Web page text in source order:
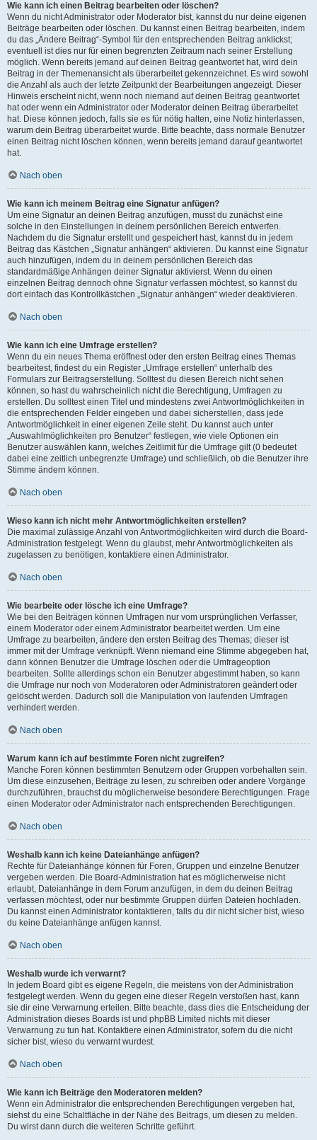
Wie kann ich einen Beitrag bearbeiten oder löschen?
Wenn du nicht Administrator oder Moderator bist, kannst du nur deine eigenen
Beiträge bearbeiten oder löschen. Du kannst einen Beitrag bearbeiten, indem
du das „Ändere Beitrag“-Symbol für den entsprechenden Beitrag anklickst;
eventuell ist dies nur für einen begrenzten Zeitraum nach seiner Erstellung
möglich. Wenn bereits jemand auf deinen Beitrag geantwortet hat, wird dein
Beitrag in der Themenansicht als überarbeitet gekennzeichnet. Es wird sowohl
die Anzahl als auch der letzte Zeitpunkt der Bearbeitungen angezeigt. Dieser
Hinweis erscheint nicht, wenn noch niemand auf deinen Beitrag geantwortet
hat oder wenn ein Administrator oder Moderator deinen Beitrag überarbeitet
hat. Diese können jedoch, falls sie es für nötig halten, eine Notiz hinterlassen,
warum dein Beitrag überarbeitet wurde. Bitte beachte, dass normale Benutzer
einen Beitrag nicht löschen können, wenn bereits jemand darauf geantwortet
hat.
Nach oben
Wie kann ich meinem Beitrag eine Signatur anfügen?
Um eine Signatur an deinen Beitrag anzufügen, musst du zunächst eine
solche in den Einstellungen in deinem persönlichen Bereich entwerfen.
Nachdem du die Signatur erstellt und gespeichert hast, kannst du in jedem
Beitrag das Kästchen „Signatur anhängen“ aktivieren. Du kannst eine Signatur
auch hinzufügen, indem du in deinem persönlichen Bereich das
standardmäßige Anhängen deiner Signatur aktivierst. Wenn du einen
einzelnen Beitrag dennoch ohne Signatur verfassen möchtest, so kannst du
dort einfach das Kontrollkästchen „Signatur anhängen“ wieder deaktivieren.
Nach oben
Wie kann ich eine Umfrage erstellen?
Wenn du ein neues Thema eröffnest oder den ersten Beitrag eines Themas
bearbeitest, findest du ein Register „Umfrage erstellen“ unterhalb des
Formulars zur Beitragserstellung. Solltest du diesen Bereich nicht sehen
können, so hast du wahrscheinlich nicht die Berechtigung, Umfragen zu
erstellen. Du solltest einen Titel und mindestens zwei Antwortmöglichkeiten in
die entsprechenden Felder eingeben und dabei sicherstellen, dass jede
Antwortmöglichkeit in einer eigenen Zeile steht. Du kannst auch unter
„Auswahlmöglichkeiten pro Benutzer“ festlegen, wie viele Optionen ein
Benutzer auswählen kann, welches Zeitlimit für die Umfrage gilt (0 bedeutet
dabei eine zeitlich unbegrenzte Umfrage) und schließlich, ob die Benutzer ihre
Stimme ändern können.
Nach oben
Wieso kann ich nicht mehr Antwortmöglichkeiten erstellen?
Die maximal zulässige Anzahl von Antwortmöglichkeiten wird durch die Board-
Administration festgelegt. Wenn du glaubst, mehr Antwortmöglichkeiten als
zugelassen zu benötigen, kontaktiere einen Administrator.
Nach oben
Wie bearbeite oder lösche ich eine Umfrage?
Wie bei den Beiträgen können Umfragen nur vom ursprünglichen Verfasser,
einem Moderator oder einem Administrator bearbeitet werden. Um eine
Umfrage zu bearbeiten, ändere den ersten Beitrag des Themas; dieser ist
immer mit der Umfrage verknüpft. Wenn niemand eine Stimme abgegeben hat,
dann können Benutzer die Umfrage löschen oder die Umfrageoption
bearbeiten. Sollte allerdings schon ein Benutzer abgestimmt haben, so kann
die Umfrage nur noch von Moderatoren oder Administratoren geändert oder
gelöscht werden. Dadurch soll die Manipulation von laufenden Umfragen
verhindert werden.
Nach oben
Warum kann ich auf bestimmte Foren nicht zugreifen?
Manche Foren können bestimmten Benutzern oder Gruppen vorbehalten sein.
Um diese einzusehen, Beiträge zu lesen, zu schreiben oder andere Vorgänge
durchzuführen, brauchst du möglicherweise besondere Berechtigungen. Frage
einen Moderator oder Administrator nach entsprechenden Berechtigungen.
Nach oben
Weshalb kann ich keine Dateianhänge anfügen?
Rechte für Dateianhänge können für Foren, Gruppen und einzelne Benutzer
vergeben werden. Die Board-Administration hat es möglicherweise nicht
erlaubt, Dateianhänge in dem Forum anzufügen, in dem du deinen Beitrag
verfassen möchtest, oder nur bestimmte Gruppen dürfen Dateien hochladen.
Du kannst einen Administrator kontaktieren, falls du dir nicht sicher bist, wieso
du keine Dateianhänge anfügen kannst.
Nach oben
Weshalb wurde ich verwarnt?
In jedem Board gibt es eigene Regeln, die meistens von der Administration
festgelegt werden. Wenn du gegen eine dieser Regeln verstoßen hast, kann
sie dir eine Verwarnung erteilen. Bitte beachte, dass dies die Entscheidung der
Administration dieses Boards ist und phpBB Limited nichts mit dieser
Verwarnung zu tun hat. Kontaktiere einen Administrator, sofern du die nicht
sicher bist, wieso du verwarnt wurdest.
Nach oben
Wie kann ich Beiträge den Moderatoren melden?
Wenn ein Administrator die entsprechenden Berechtigungen vergeben hat,
siehst du eine Schaltfläche in der Nähe des Beitrags, um diesen zu melden.
Du wirst dann durch die weiteren Schritte geführt.